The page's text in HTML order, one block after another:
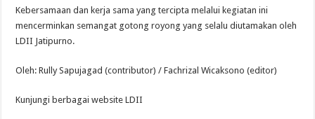
Kebersamaan dan kerja sama yang tercipta melalui kegiatan ini
mencerminkan semangat gotong royong yang selalu diutamakan oleh
LDII Jatipurno.
Oleh: Rully Sapujagad (contributor) / Fachrizal Wicaksono (editor)
Kunjungi berbagai website LDII